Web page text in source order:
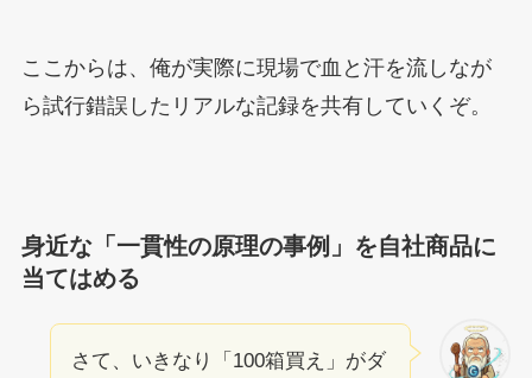
ここからは、俺が実際に現場で血と汗を流しなが
ら試行錯誤したリアルな記録を共有していくぞ。
身近な「一貫性の原理の事例」を自社商品に
当てはめる
さて、いきなり「100箱買え」がダ